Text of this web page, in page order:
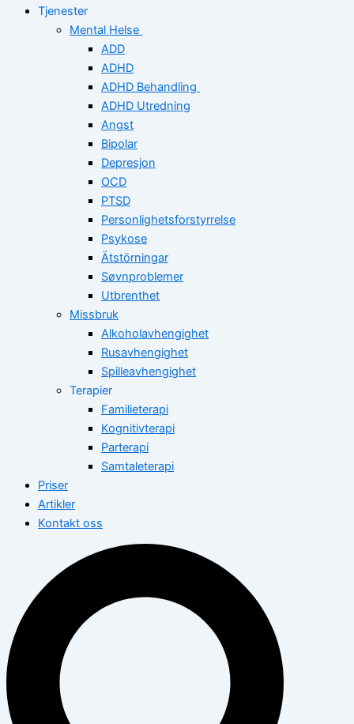
Tjenester
Mental Helse
ADD
ADHD
ADHD Behandling
ADHD Utredning
Angst
Bipolar
Depresjon
OCD
PTSD
Personlighetsforstyrrelse
Psykose
Ätstörningar
Søvnproblemer
Utbrenthet
Missbruk
Alkoholavhengighet
Rusavhengighet
Spilleavhengighet
Terapier
Familieterapi
Kognitivterapi
Parterapi
Samtaleterapi
Priser
Artikler
Kontakt oss